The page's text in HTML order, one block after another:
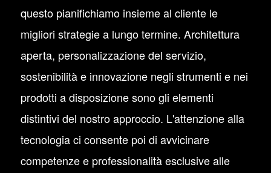
questo pianifichiamo insieme al cliente le
migliori strategie a lungo termine. Architettura
aperta, personalizzazione del servizio,
sostenibilità e innovazione negli strumenti e nei
prodotti a disposizione sono gli elementi
distintivi del nostro approccio. L'attenzione alla
tecnologia ci consente poi di avvicinare
competenze e professionalità esclusive alle